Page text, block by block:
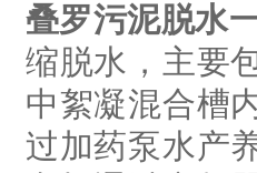
叠罗污泥脱水
缩脱水，主要
中絮凝混合槽
过加药泵水产